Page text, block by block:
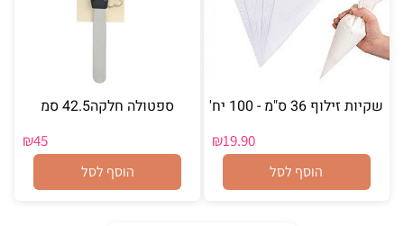
שקיות זילוף 36 ס"מ - 100 יח'
₪19.90
הוסף לסל
ספטולה חלקה42.5 סמ
₪45
הוסף לסל